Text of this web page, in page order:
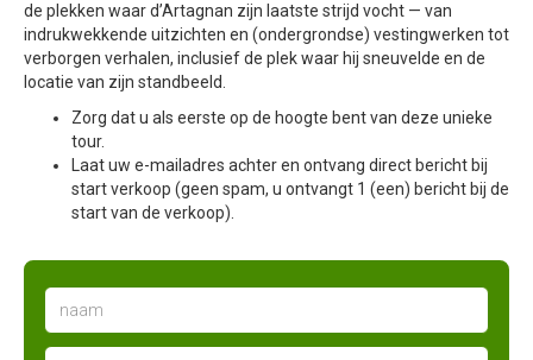
de plekken waar d’Artagnan zijn laatste strijd vocht — van
indrukwekkende uitzichten en (ondergrondse) vestingwerken tot
verborgen verhalen, inclusief de plek waar hij sneuvelde en de
locatie van zijn standbeeld.
Zorg dat u als eerste op de hoogte bent van deze unieke
tour.
Laat uw e-mailadres achter en ontvang direct bericht bij
start verkoop (geen spam, u ontvangt 1 (een) bericht bij de
start van de verkoop).